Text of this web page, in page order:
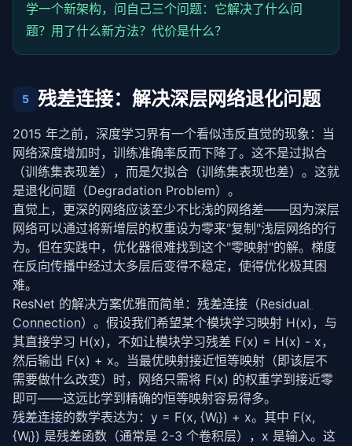
学一个新架构，问自己三个问题：它解决了什么问
题？用了什么新方法？代价是什么？
5 残差连接：解决深层网络退化问题
2015 年之前，深度学习界有一个看似违反直觉的现象：当
网络深度增加时，训练准确率反而下降了。这不是过拟合
（训练集表现差），而是欠拟合（训练集表现也差）。这就
是退化问题（Degradation Problem）。
直觉上，更深的网络应该至少不比浅的网络差——因为深层
网络可以通过将新增层的权重设为零来"复制"浅层网络的行
为。但在实践中，优化器很难找到这个"零映射"的解。梯度
在反向传播中经过太多层后变得不稳定，使得优化极其困
难。
ResNet 的解决方案优雅而简单： 残差连接 （Residual
Connection）。假设我们希望某个模块学习映射 H(x)，与
其直接学习 H(x)，不如让模块学习残差 F(x) = H(x) - x，
然后输出 F(x) + x。当最优映射接近恒等映射（即该层不
需要做什么改变）时，网络只需将 F(x) 的权重学到接近零
即可——这远比学到精确的恒等映射容易得多。
残差连接的数学表达为：y = F(x, {Wᵢ}) + x。其中 F(x,
{Wᵢ}) 是残差函数（通常是 2-3 个卷积层），x 是输入。这